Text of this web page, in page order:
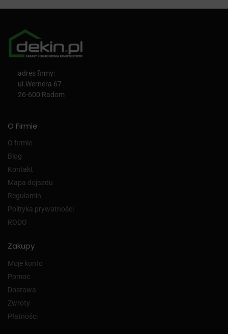
adres firmy:
ul.Wernera 67
26-600 Radom
O Firmie
O firmie
Blog
Kontakt
Mapa dojazdu
Regulamin
Polityka prywatności
RODO
Zakupy
Moje konto
Pomoc
Dostawa
Zwroty
Płatności